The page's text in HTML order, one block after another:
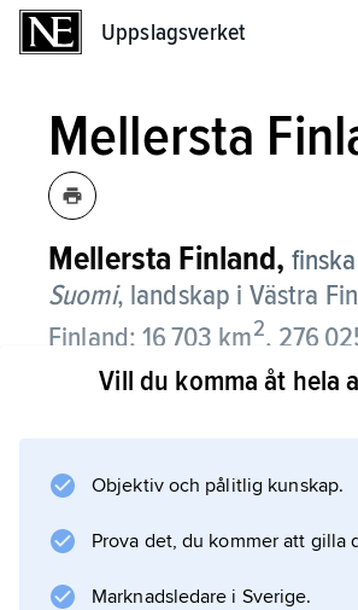
Uppslagsverket
Mellersta
Mellersta Finland, finska
Suomi, landskap i Västra
Finland; 16 703 km2, 276
(2018).
norra del samt vattendrag
I nordväst finns myrmarker med
obebodda områden. Skog
av landskapet. Näringslivet
Vill du komma åt hela
Objektiv och pålitlig kunskap.
Prova det, du kommer att gilla
Marknadsledare i Sverige.